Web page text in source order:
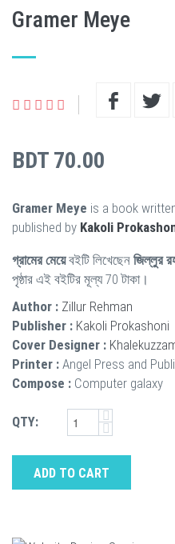
Gramer Meye
BDT 70.00
Gramer Meye is a book
published by Kakoli
গ্রামের মেয়েবইটি লিখেছেন জিল্লুর
পৃষ্ঠার এই বইটির মূল্য 70 টাকা।
Author : Zillur Rehman
Publisher : Kakoli Prokashoni
Cover Designer :
Printer : Angel Press and
Compose : Computer galaxy
QTY:
ADD TO CART